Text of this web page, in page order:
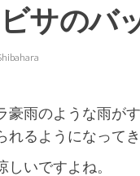
サのバ
豪雨のような雨が
るようになってき
いですよね。